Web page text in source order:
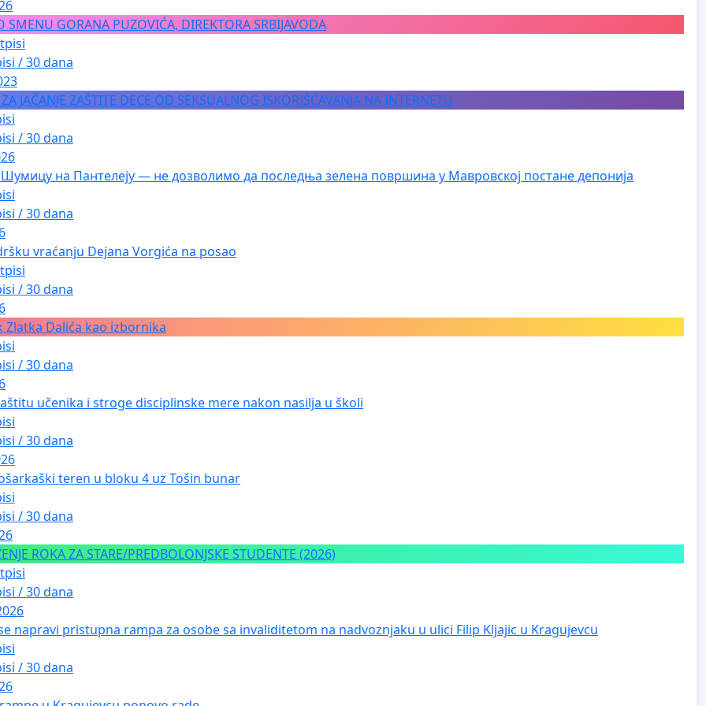
SMENU GORANA PUZOVIĆA, DIREKTORA SRBIJAVODA
/ 30 dana
JAČANJE ZAŠTITE DECE OD SEKSUALNOG ISKORIŠĆAVANJA NA INTERNETU
/ 30 dana
на Пантелеју — не дозволимо да последња зелена површина у Мавровској постане депонија
/ 30 dana
vraćanju Dejana Vorgića na posao
/ 30 dana
Zlatka Dalića kao izbornika
/ 30 dana
učenika i stroge disciplinske mere nakon nasilja u školi
/ 30 dana
teren u bloku 4 uz Tošin bunar
/ 30 dana
ROKA ZA STARE/PREDBOLONJSKE STUDENTE (2026)
/ 30 dana
napravi pristupna rampa za osobe sa invaliditetom na nadvoznjaku u ulici Filip Kljajic u Kragujevcu
/ 30 dana